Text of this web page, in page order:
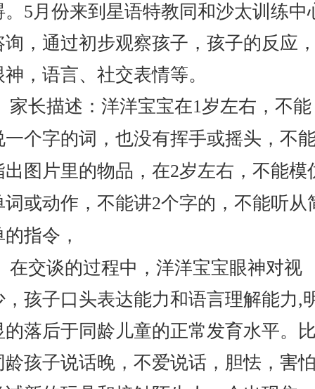
。5月份来到星语特教同和沙太训练中
询，通过初步观察孩子，孩子的反应，
神，语言、社交表情等。
家长描述：洋洋宝宝在1岁左右 ，不能
一个字的词，也没有挥手或摇头，不
出图片里的物品，在2岁左右 ，不能模
词或动作，不能讲2个字的，不能听从
的指令，
在交谈的过程中，洋洋宝宝眼神对视
，孩子口头表达能力和语言理解能力,
的落后于同龄儿童的正常发育水平。比
龄孩子说话晚，不爱说话，胆怯，害怕